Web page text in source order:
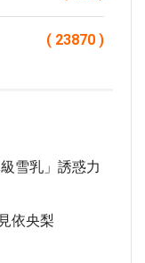
( 23870 )
雪乳」誘惑力
依央梨